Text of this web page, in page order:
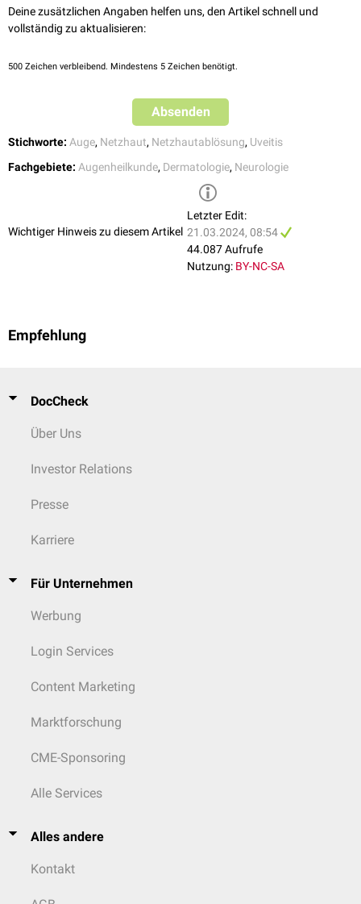
Krankheitsverlauf
Stadium 2 (Ophthalmologisches Stadium):
verschwommenes Sehen, Augenschmerzen,Lichtscheu
Zentralskotom
Netzhautablösung
Tinnitus
Stadium 3 (Hautsymptome):
Chronisch-rezidivierendes Endstadium:
Deine zusätzlichen Angaben helfen uns, den Artikel schnell und
vollständig zu aktualisieren:
500 Zeichen verbleibend. Mindestens 5 Zeichen benötigt.
Absenden
Stichworte: Auge, Netzhaut, Netzhautablösung, Uveitis
Fachgebiete: Augenheilkunde, Dermatologie, Neurologie
Wichtiger Hinweis zu diesem Artikel
Letzter Edit:
21.03.2024, 08:54
44.087 Aufrufe
Nutzung: BY-NC-SA
Empfehlung
DocCheck
Über Uns
Investor Relations
Presse
Karriere
Für Unternehmen
Werbung
Login Services
Content Marketing
Marktforschung
CME-Sponsoring
Alle Services
Alles andere
Kontakt